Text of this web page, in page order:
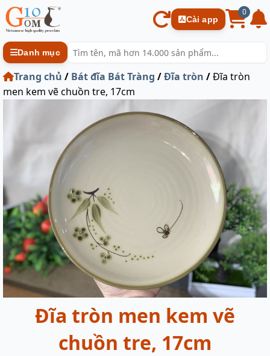
Cài app
0
Danh mục
Trang chủ / Bát đĩa Bát Tràng /Đĩa tròn /Đĩa tròn
men kem vẽ chuồn tre, 17cm
Đĩa tròn men kem vẽ
chuồn tre, 17cm